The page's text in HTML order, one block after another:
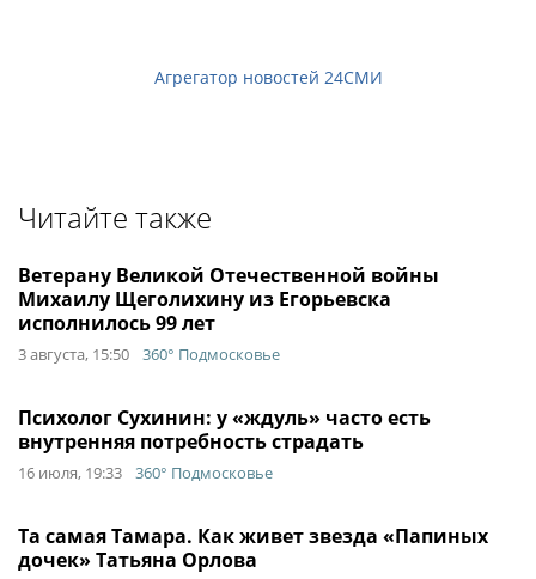
Агрегатор новостей 24СМИ
Читайте также
Ветерану Великой Отечественной войны
Михаилу Щеголихину из Егорьевска
исполнилось 99 лет
3 августа, 15:50 360° Подмосковье
Психолог Сухинин: у «ждуль» часто есть
внутренняя потребность страдать
16 июля, 19:33 360° Подмосковье
Та самая Тамара. Как живет звезда «Папиных
дочек» Татьяна Орлова